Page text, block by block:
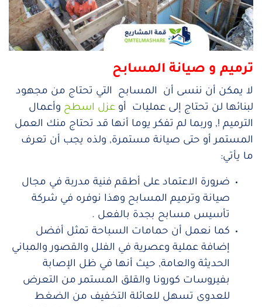
ترميم و صيانة المسابح
لا يمكن أن ننسى أن المسابح التي تحتاج من مجهود
لبنائها لن تحتاج إلى عمليات أو عزل اسطح وأعمال
الترميم !, وربما لم تفكر يوما أنها قد تحتاج منك العمل
المستمر أو حتى صيانة مستمرة, ولذه يجب أن تعرف
ما يأتي:
ضرورة الاعتماد على أطقم فنية مدربة في مجال
صيانة وترميم المسابح وهذا نوفره في شركة
تأسيس مسابح بجدة بالفعل .
كما نعمل أن حمامات السباحة تمثل أفضل
إضافة عملية وعصرية في الفلل والقصور والمباني
الحديثة والعامة, حيث أنها في ظل الإصابة
بفيروسات كورونا والقلق المستمر من التعرض
للعدوى تسهل للعائلة التخفيف من الضغط